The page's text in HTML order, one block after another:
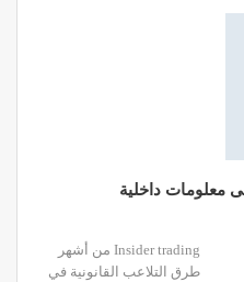
Insider trading من أشهر
طرق التلاعب القانونية في